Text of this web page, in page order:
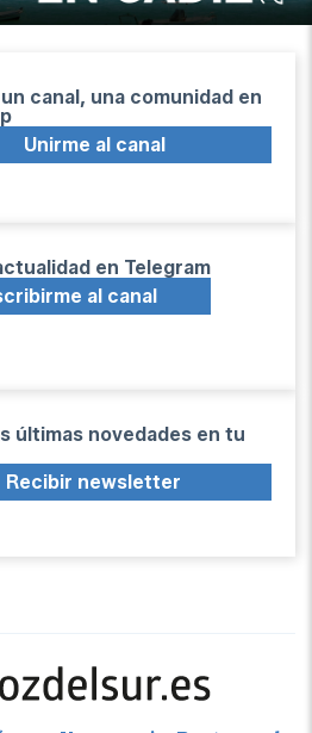
canal, una comunidad en
Unirme al canal
en Telegram
al canal
últimas novedades en tu
Recibir newsletter